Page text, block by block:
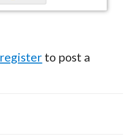
register to post a